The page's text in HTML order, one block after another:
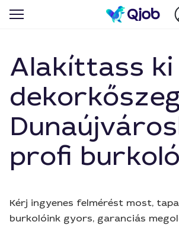
Alakíttass
profi
Kérj ingyenes felmérést most,
burkolóink gyors, garanciás